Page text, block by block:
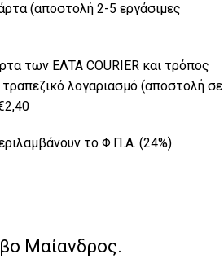
(αποστολή 2-5 εργάσιμες
των ΕΛΤΑ COURIER και τρόπος
λογαριασμό (αποστολή σε
το Φ.Π.Α. (24%).
Μαίανδρος.